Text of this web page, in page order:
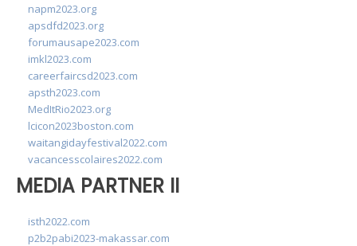
napm2023.org
apsdfd2023.org
forumausape2023.com
imkl2023.com
careerfaircsd2023.com
apsth2023.com
MedItRio2023.org
lcicon2023boston.com
waitangidayfestival2022.com
vacancesscolaires2022.com
MEDIA PARTNER II
isth2022.com
p2b2pabi2023-makassar.com